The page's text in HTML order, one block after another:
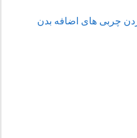
چربی های اضافه بدن